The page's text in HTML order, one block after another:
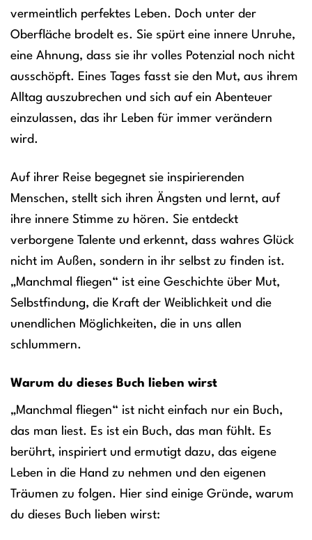
vermeintlich perfektes Leben. Doch unter der
Oberfläche brodelt es. Sie spürt eine innere Unruhe,
eine Ahnung, dass sie ihr volles Potenzial noch nicht
ausschöpft. Eines Tages fasst sie den Mut, aus ihrem
Alltag auszubrechen und sich auf ein Abenteuer
einzulassen, das ihr Leben für immer verändern
wird.
Auf ihrer Reise begegnet sie inspirierenden
Menschen, stellt sich ihren Ängsten und lernt, auf
ihre innere Stimme zu hören. Sie entdeckt
verborgene Talente und erkennt, dass wahres Glück
nicht im Außen, sondern in ihr selbst zu finden ist.
„Manchmal fliegen“ ist eine Geschichte über Mut,
Selbstfindung, die Kraft der Weiblichkeit und die
unendlichen Möglichkeiten, die in uns allen
schlummern.
Warum du dieses Buch lieben wirst
„Manchmal fliegen“ ist nicht einfach nur ein Buch,
das man liest. Es ist ein Buch, das man fühlt. Es
berührt, inspiriert und ermutigt dazu, das eigene
Leben in die Hand zu nehmen und den eigenen
Träumen zu folgen. Hier sind einige Gründe, warum
du dieses Buch lieben wirst: